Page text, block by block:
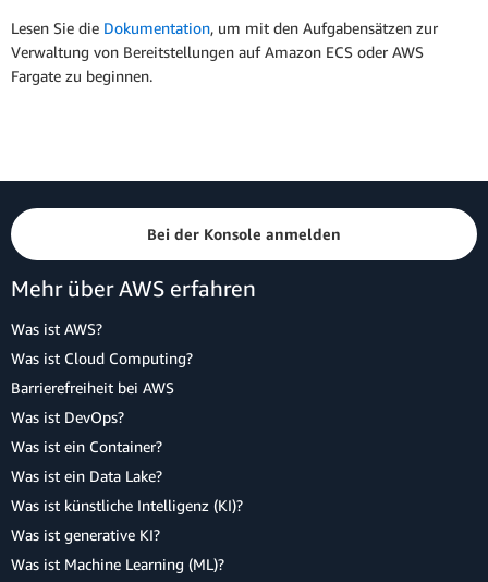
Lesen Sie die Dokumentation, um mit den Aufgabensätzen zur
Verwaltung von Bereitstellungen auf Amazon ECS oder AWS
Fargate zu beginnen.
Bei der Konsole anmelden
Mehr über AWS erfahren
Was ist AWS?
Was ist Cloud Computing?
Barrierefreiheit bei AWS
Was ist DevOps?
Was ist ein Container?
Was ist ein Data Lake?
Was ist künstliche Intelligenz (KI)?
Was ist generative KI?
Was ist Machine Learning (ML)?